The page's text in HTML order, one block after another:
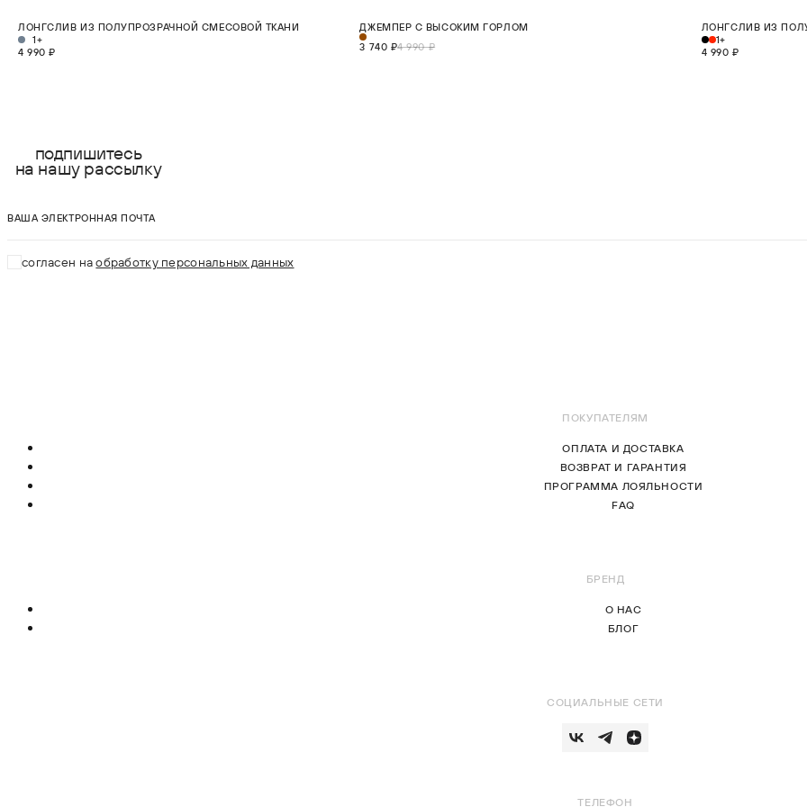
XS S M L XL
ЛОНГСЛИВ ИЗ ПОЛУПРОЗРАЧНОЙ СМЕСОВОЙ ТКАНИ
1+
4 990 ₽
XS S M
ДЖЕМПЕР С ВЫСОКИМ ГОРЛОМ
3 740 ₽4 990 ₽
ЛОНГСЛИВ ИЗ
1+
4 990 ₽
подпишитесь
на нашу рассылку
согласен наобработку персональных данных
СОЦИАЛЬНЫЕ СЕТИ
ТЕЛЕФОН
ПОКУПАТЕЛЯМ
ОПЛАТА И ДОСТАВКА
ВОЗВРАТ И ГАРАНТИЯ
ПРОГРАММА ЛОЯЛЬНОСТИ
FAQ
БРЕНД
О НАС
БЛОГ